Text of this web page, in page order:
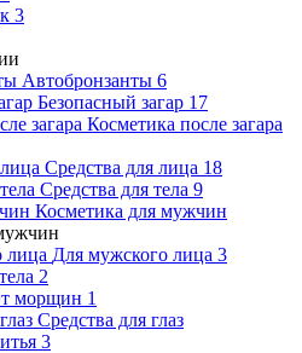
3
Автобронзанты 6
Безопасный загар 17
Косметика после загара
Средства для лица 18
Средства для тела 9
Косметика для мужчин
Для мужского лица 3
2
морщин 1
Средства для глаз
3